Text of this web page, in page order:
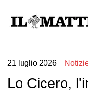
21 luglio 2026
Lo Cicero,